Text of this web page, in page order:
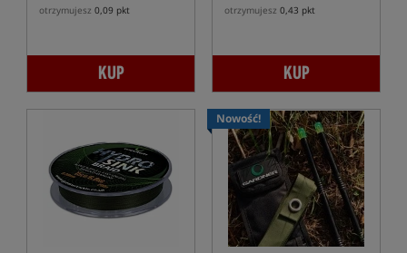
otrzymujesz 0,09 pkt
KUP
otrzymujesz 0,43 pkt
KUP
Nowość!